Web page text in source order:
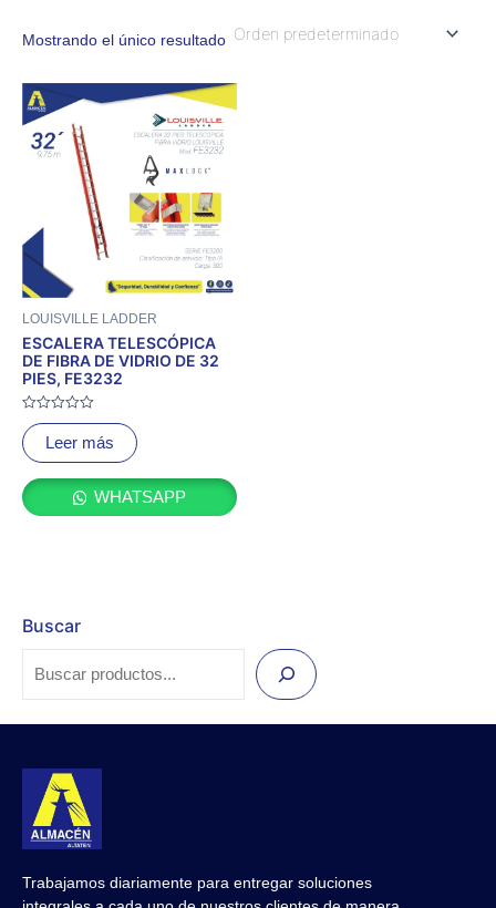
Buscar
Mostrando el único resultado
LOUISVILLE LADDER
ESCALERA TELESCÓPICA
DE FIBRA DE VIDRIO DE 32
PIES, FE3232
Valorado
con
0
de
Leer más
WHATSAPP
Trabajamos diariamente para entregar soluciones